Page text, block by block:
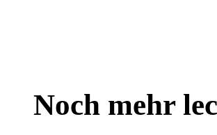
Noch mehr